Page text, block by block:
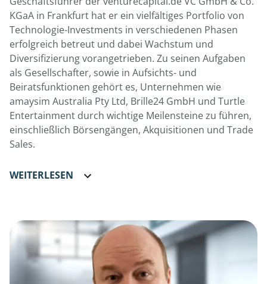
KGaA in Frankfurt hat er ein vielfältiges Portfolio von
Technologie-Investments in verschiedenen Phasen
erfolgreich betreut und dabei Wachstum und
Diversifizierung vorangetrieben. Zu seinen Aufgaben
als Gesellschafter, sowie in Aufsichts- und
Beiratsfunktionen gehört es, Unternehmen wie
amaysim Australia Pty Ltd, Brille24 GmbH und Turtle
Entertainment durch wichtige Meilensteine zu führen,
einschließlich Börsengängen, Akquisitionen und Trade
Sales.
WEITERLESEN